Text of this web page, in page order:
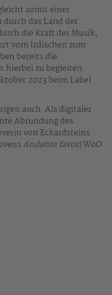
somit einer
das Land der
die Kraft der Musik;
vom Irdischen zum
bereits die
hierbei zu begleiten.
2023 beim Label
auch. Als digitaler
Abrundung des
von Eckardsteins
Andante favoriWoO